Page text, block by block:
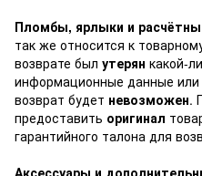
Пломбы, ярлыки и
так же относится к
возврате был утерян какой-
информационные данные
возврат будет невозможен.
предоставить оригинал
гарантийного талона для
Аксессуары и